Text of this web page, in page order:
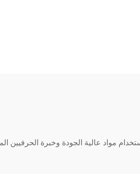
مواد عالية الجودة وخبرة الحرفيين